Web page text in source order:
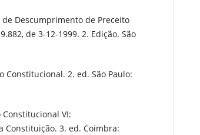
de Descumprimento de Preceito
de 3-12-1999. 2. Edição. São
Constitucional. 2. ed. São Paulo:
Constitucional VI:
3. ed. Coimbra: